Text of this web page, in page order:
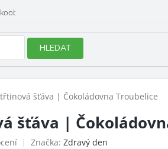
HLEDAT
šťáva | Čokoládovna Troubelice
šťáva |
Značka: Zdravý den